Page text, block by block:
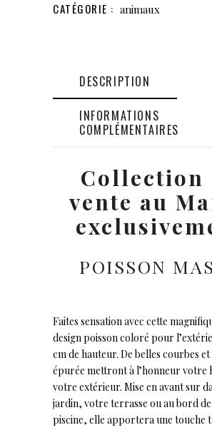
CATÉGORIE : animaux
DESCRIPTION
INFORMATIONS
COMPLÉMENTAIRES
Collection
vente au
POISSON
Faites sensation avec cette
design poisson coloré pour
cm de hauteur. De belles courbes
épurée mettront à l’honneur votre
votre extérieur. Mise en avant sur
jardin, votre terrasse ou au bord
piscine, elle apportera une touche